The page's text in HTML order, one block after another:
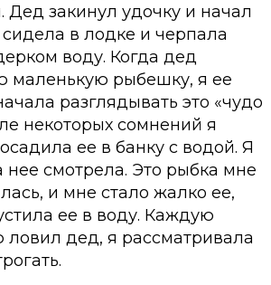
Дед закинул удочку и начал
в лодке и черпала
воду. Когда дед
маленькую рыбешку, я ее
разглядывать это «чудо
некоторых сомнений я
ее в банку с водой. Я
нее смотрела. Это рыбка мне
и мне стало жалко ее,
ее в воду. Каждую
ловил дед, я рассматривала